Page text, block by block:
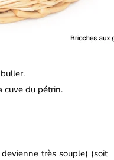
cuve du pétrin.
très souple(